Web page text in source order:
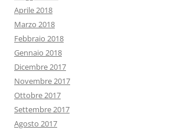
Aprile 2018
Marzo 2018
Febbraio 2018
Gennaio 2018
Dicembre 2017
Novembre 2017
Ottobre 2017
Settembre 2017
Agosto 2017